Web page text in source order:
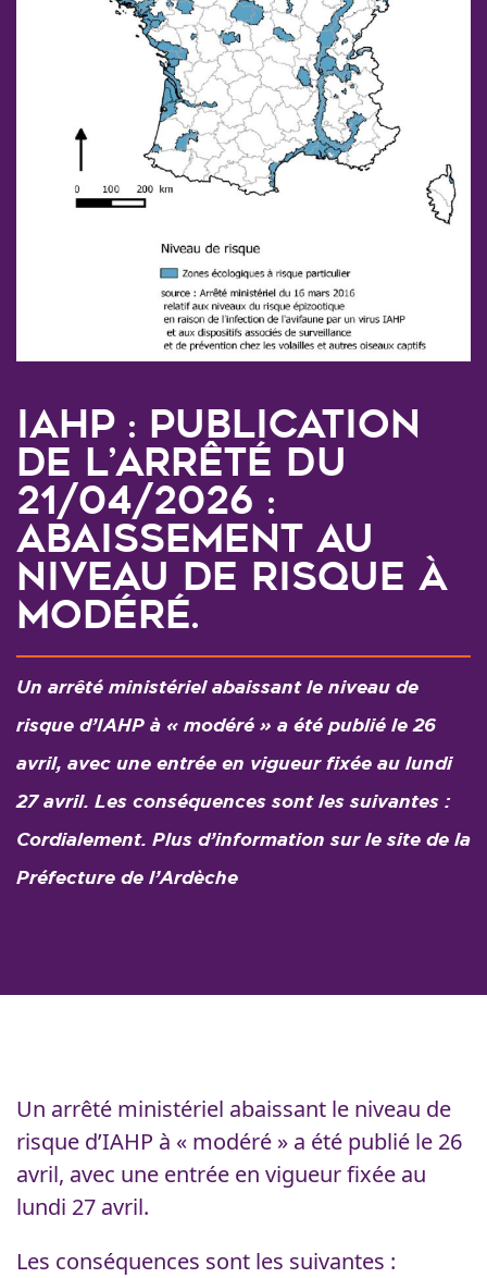
IAHP : publication
de l’arrêté du
21/04/2026 :
abaissement au
niveau de risque à
modéré.
Un arrêté ministériel abaissant le niveau de
risque d’IAHP à « modéré » a été publié le 26
avril, avec une entrée en vigueur fixée au lundi
27 avril. Les conséquences sont les suivantes :
Cordialement. Plus d’information sur le site de la
Préfecture de l’Ardèche
Un arrêté ministériel abaissant le niveau de
risque d’IAHP à « modéré » a été publié le 26
avril, avec une entrée en vigueur fixée au
lundi 27 avril.
Les conséquences sont les suivantes :